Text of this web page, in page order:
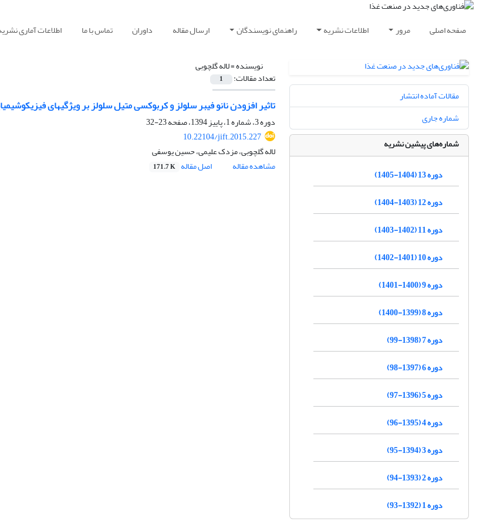
صفحه اصلی مرور اطلاعات نشریه راهنمای نویسندگان ارسال مقاله داوران تماس با ما اطلاعات آماری
نویسنده =لاله گلچوبی
تعداد مقالات: 1
تاثیر افزودن نانو فیبر سلولز و کربوکسی متیل سلولز بر ویژگیهای
دوره 3، شماره 1، پاییز 1394، صفحه
23-32
10.22104/jift.2015.227
لاله گلچوبی، مزدک علیمی، حسین یوسفی
مشاهده مقاله
اصل مقاله 171.7 K
مقالات آماده انتشار
شماره جاری
شماره‌های پیشین نشریه
دوره 13 (1404-1405)
دوره 12 (1403-1404)
دوره 11 (1402-1403)
دوره 10 (1401-1402)
دوره 9 (1400-1401)
دوره 8 (1399-1400)
دوره 7 (1398-99)
دوره 6 (1397-98)
دوره 5 (1396-97)
دوره 4 (1395-96)
دوره 3 (1394-95)
دوره 2 (1393-94)
دوره 1 (1392-93)